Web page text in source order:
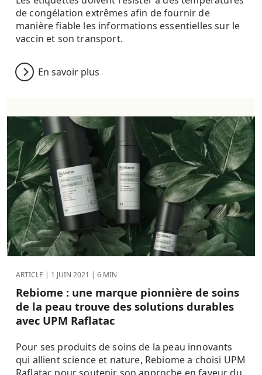
de congélation extrêmes afin de fournir de
manière fiable les informations essentielles sur le
vaccin et son transport.
En savoir plus
ARTICLE | 1 JUIN 2021 | 6 MIN
Rebiome : une marque pionnière de soins
de la peau trouve des solutions durables
avec UPM Raflatac
Pour ses produits de soins de la peau innovants
qui allient science et nature, Rebiome a choisi UPM